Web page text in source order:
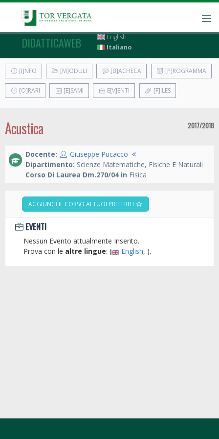
DIDATTICAWEB
English
Italiano
[I]NFO [M]ODULI [B]ACHECA [P]ROGRAMMA
[O]RARI [E]SAMI E[V]ENTI [F]ILES
Acustica 2017/2018
Docente:
Giuseppe Pucacco
Dipartimento: Scienze Matematiche, Fisiche E Naturali
Corso Di Laurea Dm.270/04 in Fisica
AGGIUNGI IL CORSO AI TUOI PREFERITI
EVENTI
Nessun Evento attualmente Inserito.
Prova con le altre lingue: ( English, ).